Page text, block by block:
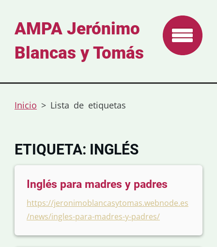
AMPA Jerónimo
Blancas y Tomás
Inicio > Lista de etiquetas
ETIQUETA: INGLÉS
Inglés para madres y padres
https://jeronimoblancasytomas.webnode.es
/news/ingles-para-madres-y-padres/